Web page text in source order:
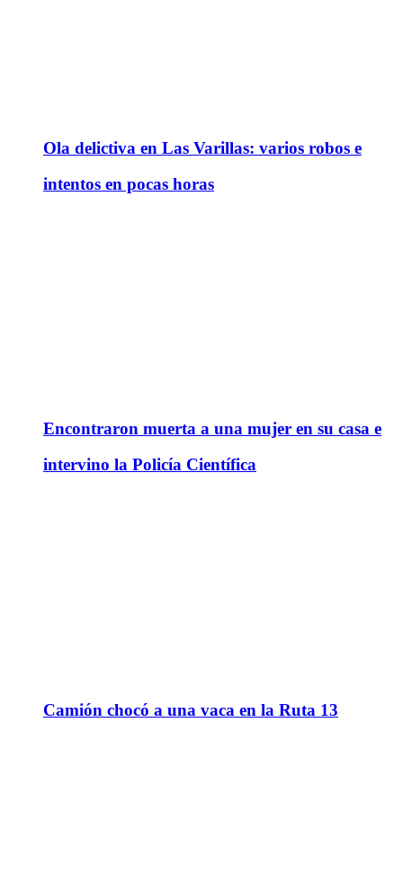
Ola delictiva en Las Varillas: varios robos e
intentos en pocas horas
Encontraron muerta a una mujer en su casa e
intervino la Policía Científica
Camión chocó a una vaca en la Ruta 13